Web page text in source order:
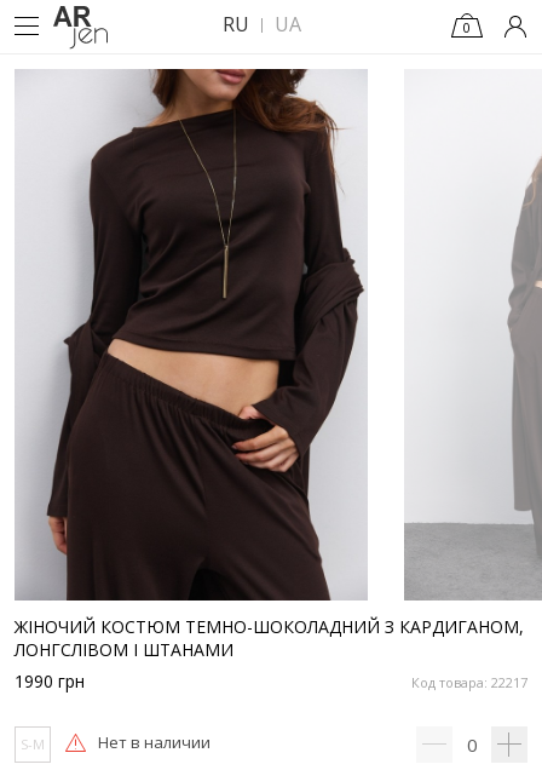
RU UA 0
ЖІНОЧИЙ КОСТЮМ ТЕМНО-ШОКОЛАДНИЙ З КАРДИГАНОМ,
ЛОНГСЛІВОМ І ШТАНАМИ
Код товара: 22217
1990 грн
S-M Нет в наличии 0